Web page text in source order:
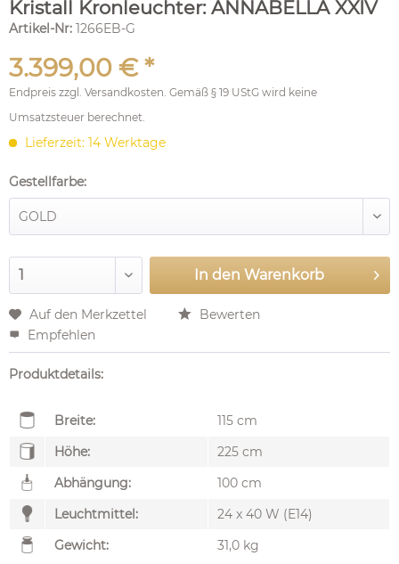
Kristall Kronleuchter: ANNABELLA XXIV
Artikel-Nr: 1266EB-G
3.399,00 € *
Endpreis zzgl. Versandkosten. Gemäß § 19 UStG wird keine
Umsatzsteuer berechnet.
Lieferzeit: 14 Werktage
Gestellfarbe:
In den Warenkorb
Auf den Merkzettel
Bewerten
Empfehlen
Produktdetails:
Breite:
115 cm
Höhe:
225 cm
Abhängung:
100 cm
Leuchtmittel:
24 x 40 W (E14)
Gewicht:
31,0 kg